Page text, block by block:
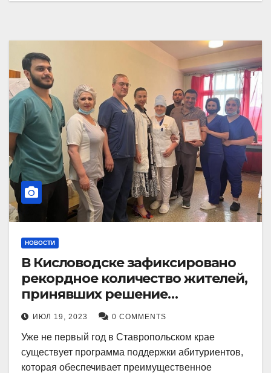
НОВОСТИ
В Кисловодске зафиксировано
рекордное количество жителей,
принявших решение
воспользоваться
установленными мерами, с
целью поступления в
медицинский вуз в районе.
ИЮЛ 19, 2023 0 COMMENTS
Уже не первый год в Ставропольском крае
существует программа поддержки абитуриентов,
которая обеспечивает преимущественное